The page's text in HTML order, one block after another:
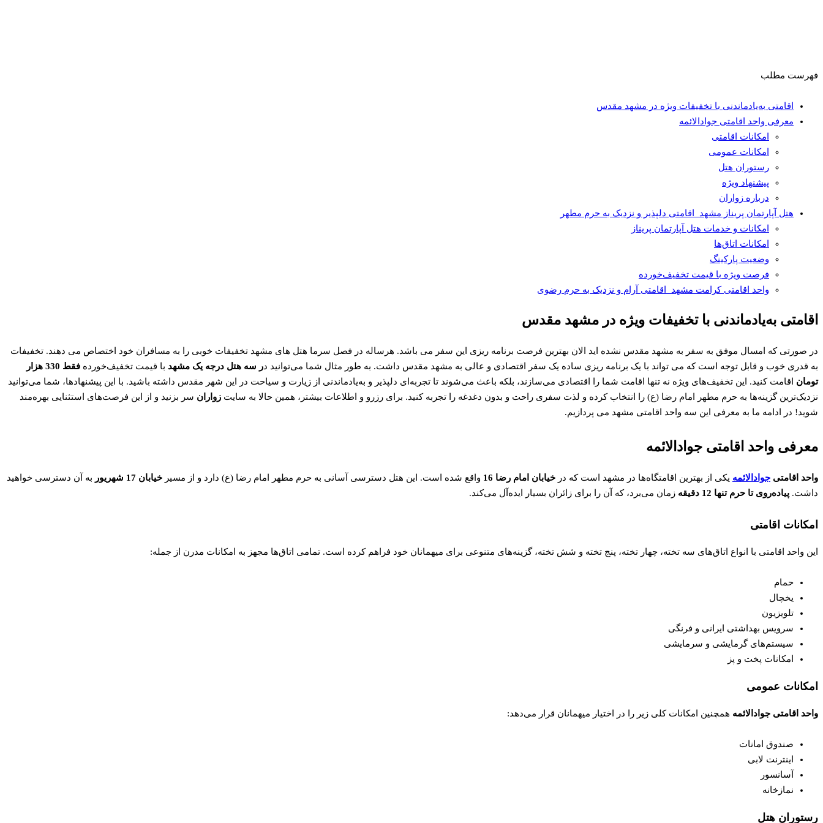
فهرست مطلب
اقامتی به‌یادماندنی با تخفیفات ویژه در مشهد مقدس
معرفی واحد اقامتی جوادالائمه
امکانات اقامتی
امکانات عمومی
رستوران هتل
پیشنهاد ویژه
درباره زواران
هتل آپارتمان پریناز مشهد اقامتی دلپذیر و نزدیک به حرم مطهر
امکانات و خدمات هتل آپارتمان پریناز
امکانات اتاق‌ها
وضعیت پارکینگ
فرصت ویژه با قیمت تخفیف‌خورده
واحد اقامتی کرامت مشهد اقامتی آرام و نزدیک به حرم رضوی
اقامتی به‌یادماندنی با تخفیفات ویژه در مشهد مقدس
در صورتی که امسال موفق به سفر به مشهد مقدس نشده اید الان بهترین فرصت برنامه ریزی این سفر می باشد. هرساله در فصل سرما هتل های مشهد تخفیفات خوبی را به مسافران خود اختصاص می دهند. تخفیفات
به قدری خوب و قابل توجه است که می تواند با یک برنامه ریزی ساده یک سفر اقتصادی و عالی به مشهد مقدس داشت. به طور مثال شما می‌توانید در سه هتل درجه یک مشهد با قیمت تخفیف‌خورده
فقط 330 هزار
تومان اقامت کنید. این تخفیف‌های ویژه نه تنها اقامت شما را اقتصادی می‌سازند، بلکه باعث می‌شوند تا تجربه‌ای دلپذیر و به‌یادماندنی از زیارت و سیاحت در این شهر مقدس داشته باشید. با این پیشنهادها، شما می‌توانید
نزدیک‌ترین گزینه‌ها به حرم مطهر امام رضا (ع) را انتخاب کرده و لذت سفری راحت و بدون دغدغه را تجربه کنید. برای رزرو و اطلاعات بیشتر، همین حالا به سایت زواران سر بزنید و از این فرصت‌های استثنایی بهره‌مند
شوید! در ادامه ما به معرفی این سه واحد اقامتی مشهد می پردازیم.
معرفی واحد اقامتی جوادالائمه
واحد اقامتی جوادالائمه یکی از بهترین اقامتگاه‌ها در مشهد است که در خیابان امام رضا 16 واقع شده است. این هتل دسترسی آسانی به حرم مطهر امام رضا (ع) دارد و از مسیر خیابان 17 شهریور
به آن دسترسی خواهید
داشت. پیاده‌روی تا حرم تنها 12 دقیقه زمان می‌برد، که آن را برای زائران بسیار ایده‌آل می‌کند.
امکانات اقامتی
این واحد اقامتی با انواع اتاق‌های سه تخته، چهار تخته، پنج تخته و شش تخته، گزینه‌های متنوعی برای میهمانان خود فراهم کرده است. تمامی اتاق‌ها مجهز به امکانات مدرن از جمله:
حمام
یخچال
تلویزیون
سرویس بهداشتی ایرانی و فرنگی
سیستم‌های گرمایشی و سرمایشی
امکانات پخت و پز
امکانات عمومی
واحد اقامتی جوادالائمه همچنین امکانات کلی زیر را در اختیار میهمانان قرار می‌دهد:
صندوق امانات
اینترنت لابی
آسانسور
نمازخانه
رستوران هتل